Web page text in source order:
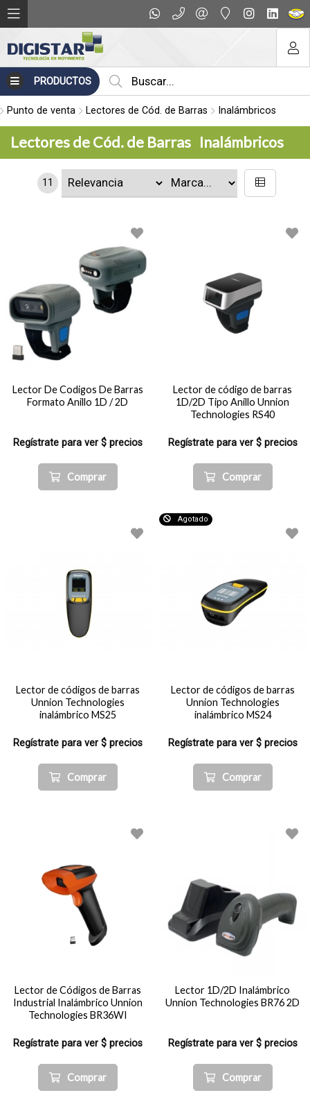
PRODUCTOS
Punto de venta Lectores de Cód. de Barras Inalámbricos
Lectores de Cód. de Barras Inalámbricos
11
Lector De Codigos De Barras
Formato Anillo 1D / 2D
Regístrate para ver $ precios
Comprar
Lector de código de barras
1D/2D Tipo Anillo Unnion
Technologies RS40
Regístrate para ver $ precios
Comprar
Lector de códigos de barras
Unnion Technologies
inalámbrico MS25
Regístrate para ver $ precios
Comprar
Agotado
Lector de códigos de barras
Unnion Technologies
inalámbrico MS24
Regístrate para ver $ precios
Comprar
Lector de Códigos de Barras
Industrial Inalámbrico Unnion
Technologies BR36WI
Regístrate para ver $ precios
Comprar
Lector 1D/2D Inalámbrico
Unnion Technologies BR76 2D
Regístrate para ver $ precios
Comprar